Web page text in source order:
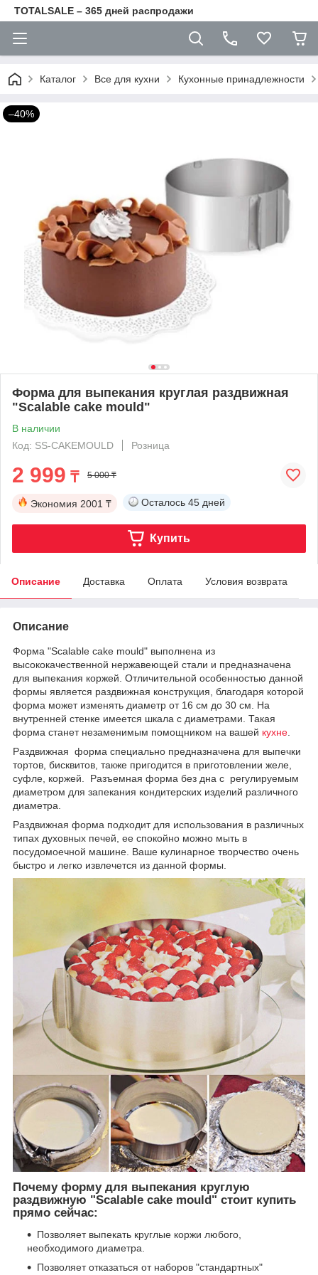
TOTALSALE – 365 дней распродажи
Каталог Все для кухни Кухонные принадлежности
–40%
Форма для выпекания круглая раздвижная
"Scalable cake mould"
В наличии
Код: SS-CAKEMOULD
Розница
2 999 ₸ 5 000 ₸
Экономия 2001 ₸ Осталось 45 дней
Купить
Описание Доставка Оплата Условия возврата
Описание
Форма "Scalable cake mould" выполнена из
высококачественной нержавеющей стали и предназначена
для выпекания коржей. Отличительной особенностью данной
формы является раздвижная конструкция, благодаря которой
форма может изменять диаметр от 16 см до 30 см. На
внутренней стенке имеется шкала с диаметрами. Такая
форма станет незаменимым помощником на вашей кухне
Раздвижная форма специально предназначена для выпечки
тортов, бисквитов, также пригодится в приготовлении желе,
суфле, коржей. Разъемная форма без дна с регулируемым
диаметром для запекания кондитерских изделий различного
диаметра.
Раздвижная форма подходит для использования в различных
типах духовных печей, ее спокойно можно мыть в
посудомоечной машине. Ваше кулинарное творчество очень
быстро и легко извлечется из данной формы.
Почему форму для выпекания круглую
раздвижную "Scalable cake mould" стоит купить
прямо сейчас:
Позволяет выпекать круглые коржи любого,
необходимого диаметра.
Позволяет отказаться от наборов "стандартных"